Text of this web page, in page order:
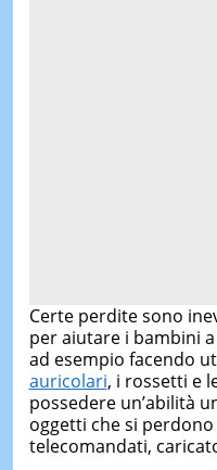
Certe perdite sono
per aiutare i bambini
ad esempio facendo
auricolari, i rossetti e
possedere un’abilità
oggetti che si
telecomandati,